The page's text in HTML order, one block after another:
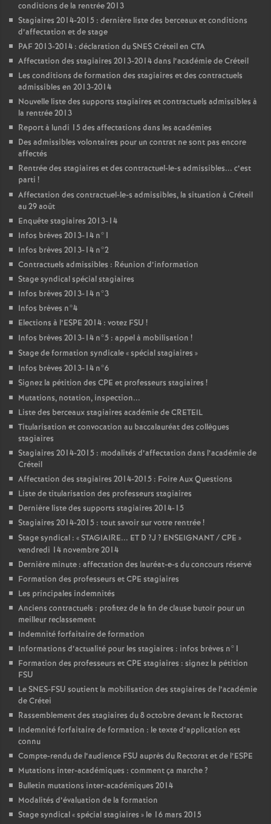
conditions de la rentrée 2013
Stagiaires 2014-2015 : dernière liste des berceaux et conditions
d’affectation et de stage
PAF2013-2014 : déclaration duSNESCréteil en CTA
Affectation des stagiaires 2013-2014 dans l’académie de Créteil
Les conditions de formation des stagiaires et des contractuels
admissibles en 2013-2014
Nouvelle liste des supports stagiaires et contractuels admissibles à
la rentrée 2013
Report à lundi 15 des affectations dans les académies
Des admissibles volontaires pour un contrat ne sont pas encore
affectés
Rentrée des stagiaires et des contractuel-le-s admissibles... c’est
parti !
Affectation des contractuel-le-s admissibles, la situation à Créteil
au 29 août
Enquête stagiaires 2013-14
Infos brèves 2013-14 n°1
Infos brèves 2013-14 n°2
Contractuels admissibles : Réunion d’information
Stage syndical spécial stagiaires
Infos brèves 2013-14 n°3
Infos brèves n°4
Elections à l’ESPE 2014 : votez FSU !
Infos brèves 2013-14 n°5 : appel à mobilisation !
Stage de formation syndicale «spécial stagiaires »
Infos brèves 2013-14 n°6
Signez la pétition des CPE et professeurs stagiaires !
Mutations, notation, inspection...
Liste des berceaux stagiaires académie deCRETEIL
Titularisation et convocation au baccalauréat des collègues
stagiaires
Stagiaires 2014-2015 : modalités d’affectation dans l’académie de
Créteil
Affectation des stagiaires 2014-2015 : Foire Aux Questions
Liste de titularisation des professeurs stagiaires
Dernière liste des supports stagiaires 2014-15
Stagiaires 2014-2015 : tout savoir sur votre rentrée!
Stage syndical : «STAGIAIRE... ET D ?J ? ENSEIGNANT/CPE »
vendredi 14 novembre 2014
Dernière minute : affectation des lauréat-e-s du concours réservé
Formation des professeurs etCPE stagiaires
Les principales indemnités
Anciens contractuels : profitez de la fin de clause butoir pour un
meilleur reclassement
Indemnité forfaitaire de formation
Informations d’actualité pour les stagiaires : infos brèves n°1
Formation des professeurs etCPE stagiaires : signez la pétition
FSU
LeSNES-FSU soutient la mobilisation des stagiaires de l’académie
de Crétei
Rassemblement des stagiaires du 8 octobre devant le Rectorat
Indemnité forfaitaire de formation : le texte d’application est
connu
Compte-rendu de l’audience FSU auprès du Rectorat et de l’ESPE
Mutations inter-académiques : comment ça marche?
Bulletin mutations inter-académiques 2014
Modalités d’évaluation de la formation
Stage syndical «spécial stagiaires » le 16 mars 2015